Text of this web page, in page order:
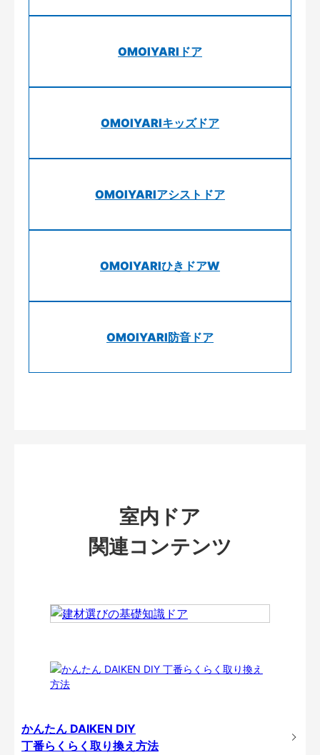
OMOIYARIドア
OMOIYARIキッズドア
OMOIYARIアシストドア
OMOIYARIひきドアW
OMOIYARI防音ドア
室内ドア
関連コンテンツ
かんたん DAIKEN DIY
丁番らくらく取り換え方法